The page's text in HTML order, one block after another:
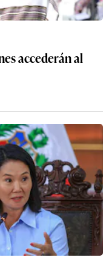
accederán al